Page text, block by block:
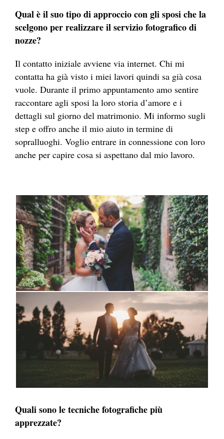
Qual è il suo tipo di approccio con gli sposi che la
scelgono per realizzare il servizio fotografico di
nozze?
Il contatto iniziale avviene via internet. Chi mi
contatta ha già visto i miei lavori quindi sa già cosa
vuole. Durante il primo appuntamento amo sentire
raccontare agli sposi la loro storia d’amore e i
dettagli sul giorno del matrimonio. Mi informo sugli
step e offro anche il mio aiuto in termine di
sopralluoghi. Voglio entrare in connessione con loro
anche per capire cosa si aspettano dal mio lavoro.
Quali sono le tecniche fotografiche più
apprezzate?